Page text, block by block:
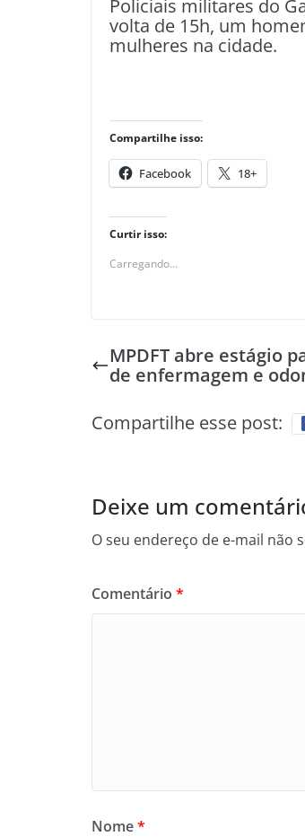
Policiais militares do
volta de 15h, um
mulheres na cidade.
Compartilhe isso:
Facebook 18+
Curtir isso:
Carregando...
MPDFT abre estágio
de enfermagem e
Compartilhe esse post:
Deixe um
O seu endereço de e-mail não
Comentário *
Nome*